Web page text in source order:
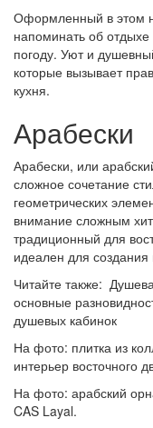
Оформленный в этом
напоминать об
погоду. Уют и
которые вызывает
кухня.
Арабески
Арабески, или
сложное сочетание
геометрических
внимание сложным
традиционный для
идеален для
Читайте также:
основные
душевых кабинок
На фото: плитка из
интерьер восточного
На фото: арабский
CAS Layal.